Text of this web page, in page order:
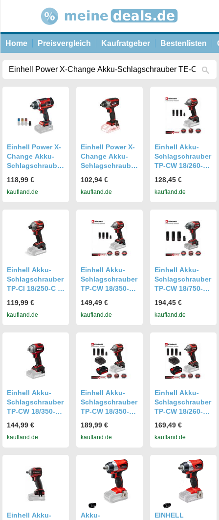
Home Preisvergleich Kaufratgeber Bestenlisten
Einhell Power X-
Change Akku-
Schlagschrauber
118,99 €
kaufland.de
Einhell Power X-
Change Akku-
Schlagschrauber
102,94 €
kaufland.de
Einhell Akku-
Schlagschrauber
TP-CW 18/260-C
Solo ( ohne Akku
)
128,45 €
kaufland.de
Einhell Akku-
Schlagschrauber
TP-CI 18/250-C Li
ohne Akku )
119,99 €
kaufland.de
Einhell Akku-
Schlagschrauber
TP-CW 18/350-C
Solo ( ohne Akku
)
149,49 €
kaufland.de
Einhell Akku-
Schlagschrauber
TP-CW 18/750-C
Solo ( ohne Akku
)
194,45 €
kaufland.de
Einhell Akku-
Schlagschrauber
TP-CW 18/350-C
144,99 €
kaufland.de
Einhell Akku-
Schlagschrauber
TP-CW 18/350-C
Akku 4.0 Ah
189,99 €
kaufland.de
Einhell Akku-
Schlagschrauber
TP-CW 18/260-C
Akku 4.0 Ah
169,49 €
kaufland.de
Einhell Akku-
Akku-
EINHELL